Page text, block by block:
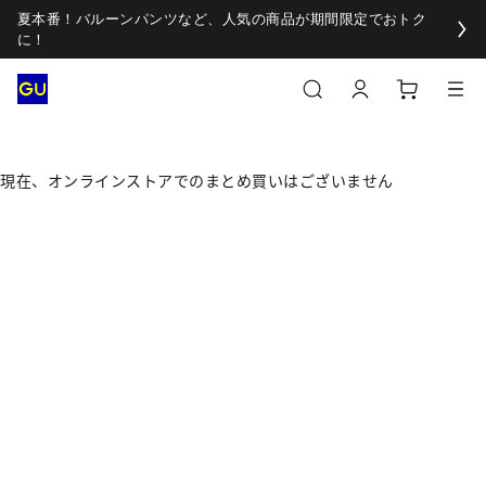
夏本番！バルーンパンツなど、人気の商品が期間限定でおトク
に！
現在、オンラインストアでのまとめ買いはございません